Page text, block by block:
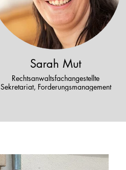
Sarah Mut
Rechtsanwaltsfachangestellte
Sekretariat, Forderungsmanagement